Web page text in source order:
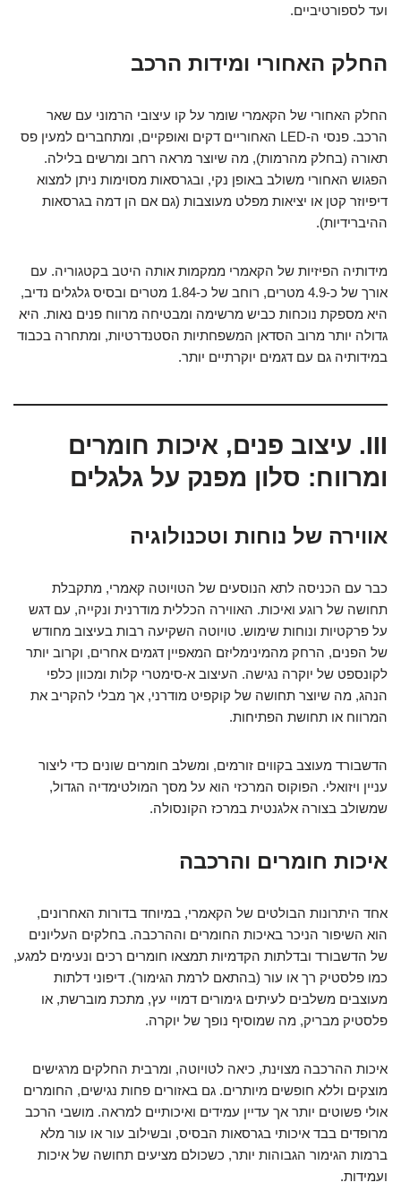
ועד לספורטיביים.
החלק האחורי ומידות הרכב
החלק האחורי של הקאמרי שומר על קו עיצובי הרמוני עם שאר
הרכב. פנסי ה-LED האחוריים דקים ואופקיים, ומתחברים למעין פס
תאורה (בחלק מהרמות), מה שיוצר מראה רחב ומרשים בלילה.
הפגוש האחורי משולב באופן נקי, ובגרסאות מסוימות ניתן למצוא
דיפיוזר קטן או יציאות מפלט מעוצבות (גם אם הן דמה בגרסאות
ההיברידיות).
מידותיה הפיזיות של הקאמרי ממקמות אותה היטב בקטגוריה. עם
אורך של כ-4.9 מטרים, רוחב של כ-1.84 מטרים ובסיס גלגלים נדיב,
היא מספקת נוכחות כביש מרשימה ומבטיחה מרווח פנים נאות. היא
גדולה יותר מרוב הסדאן המשפחתיות הסטנדרטיות, ומתחרה בכבוד
במידותיה גם עם דגמים יוקרתיים יותר.
III. עיצוב פנים, איכות חומרים
ומרווח: סלון מפנק על גלגלים
אווירה של נוחות וטכנולוגיה
כבר עם הכניסה לתא הנוסעים של הטויוטה קאמרי, מתקבלת
תחושה של רוגע ואיכות. האווירה הכללית מודרנית ונקייה, עם דגש
על פרקטיות ונוחות שימוש. טויוטה השקיעה רבות בעיצוב מחודש
של הפנים, הרחק מהמינימליזם המאפיין דגמים אחרים, וקרוב יותר
לקונספט של יוקרה נגישה. העיצוב א-סימטרי קלות ומכוון כלפי
הנהג, מה שיוצר תחושה של קוקפיט מודרני, אך מבלי להקריב את
המרווח או תחושת הפתיחות.
הדשבורד מעוצב בקווים זורמים, ומשלב חומרים שונים כדי ליצור
עניין ויזואלי. הפוקוס המרכזי הוא על מסך המולטימדיה הגדול,
שמשולב בצורה אלגנטית במרכז הקונסולה.
איכות חומרים והרכבה
אחד היתרונות הבולטים של הקאמרי, במיוחד בדורות האחרונים,
הוא השיפור הניכר באיכות החומרים וההרכבה. בחלקים העליונים
של הדשבורד ובדלתות הקדמיות תמצאו חומרים רכים ונעימים למגע,
כמו פלסטיק רך או עור (בהתאם לרמת הגימור). דיפוני דלתות
מעוצבים משלבים לעיתים גימורים דמויי עץ, מתכת מוברשת, או
פלסטיק מבריק, מה שמוסיף נופך של יוקרה.
איכות ההרכבה מצוינת, כיאה לטויוטה, ומרבית החלקים מרגישים
מוצקים וללא חופשים מיותרים. גם באזורים פחות נגישים, החומרים
אולי פשוטים יותר אך עדיין עמידים ואיכותיים למראה. מושבי הרכב
מרופדים בבד איכותי בגרסאות הבסיס, ובשילוב עור או עור מלא
ברמות הגימור הגבוהות יותר, כשכולם מציעים תחושה של איכות
ועמידות.